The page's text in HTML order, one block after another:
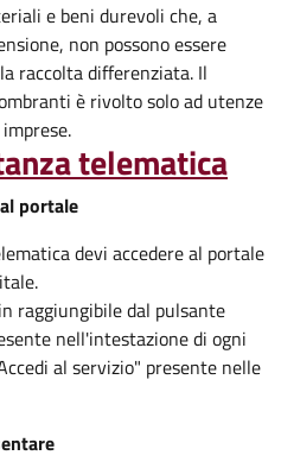
e beni durevoli che, a
non possono essere
raccolta differenziata. Il
è rivolto solo ad utenze
telematica
portale
devi accedere al portale
raggiungibile dal pulsante
nell'intestazione di ogni
al servizio" presente nelle